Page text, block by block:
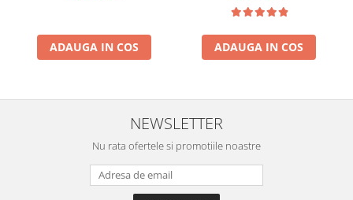
ADAUGA IN COS ADAUGA IN COS
NEWSLETTER
Nu rata ofertele si promotiile noastre